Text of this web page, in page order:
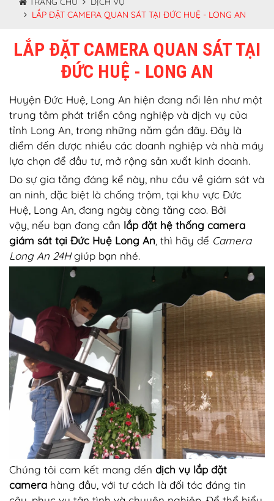
LẮP ĐẶT CAMERA QUAN SÁT TẠI ĐỨC HUỆ - LONG AN
LẮP ĐẶT CAMERA QUAN SÁT TẠI
ĐỨC HUỆ - LONG AN
Huyện Đức Huệ, Long An hiện đang nổi lên như một
trung tâm phát triển công nghiệp và dịch vụ của
tỉnh Long An, trong những năm gần đây. Đây là
điểm đến được nhiều các doanh nghiệp và nhà máy
lựa chọn để đầu tư, mở rộng sản xuất kinh doanh.
Do sự gia tăng đáng kể này, nhu cầu về giám sát và
an ninh, đặc biệt là chống trộm, tại khu vực Đức
Huệ, Long An, đang ngày càng tăng cao. Bởi
vậy, nếu bạn đang cần lắp đặt hệ thống camera
giám sát tại Đức Huệ Long An , thì hãy để Camera
Long An 24Hgiúp bạn nhé.
Chúng tôi cam kết mang đến dịch vụ lắp đặt
camera hàng đầu, với tư cách là đối tác đáng tin